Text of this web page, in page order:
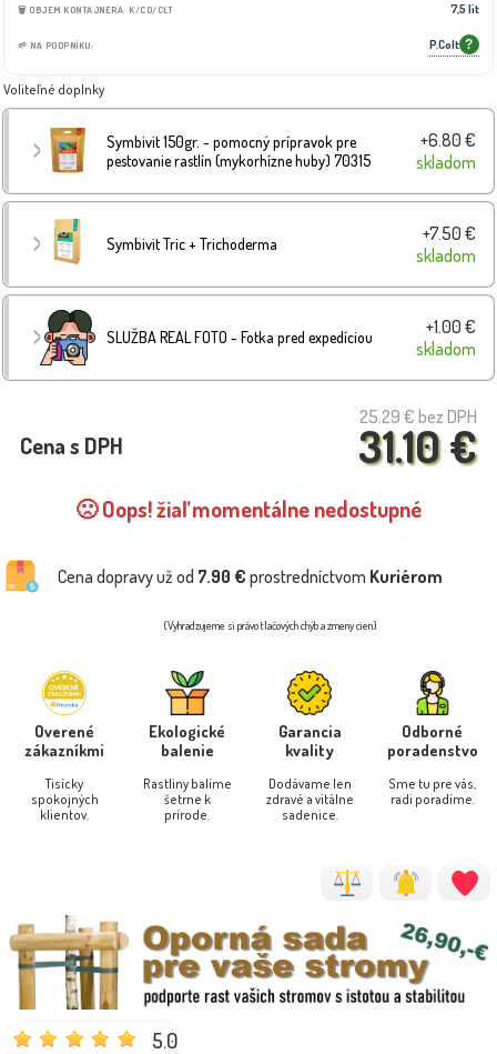
🗑️ OBJEM KONTAJNERA: K/CO/CLT 7,5 lit
🌱 NA PODPNÍKU: P.Colt ?
Voliteľné doplnky
Symbivit 150gr. - pomocný prípravok pre
pestovanie rastlín (mykorhízne huby) 70315
+6.80 €
skladom
Symbivit Tric + Trichoderma
+7.50 €
skladom
SLUŽBA REAL FOTO - Fotka pred expedíciou
+1.00 €
skladom
25.29 € bez DPH
31.10 €
Cena s DPH
🙁 Oops! žiaľ momentálne nedostupné
Cena dopravy už od 7.90 € prostredníctvom Kuriérom
(Vyhradzujeme si právo tlačových chýb a zmeny cien)
Overené
zákazníkmi
Tisícky
spokojných
klientov.
Ekologické
balenie
Rastliny balíme
šetrne k
prírode.
Garancia
kvality
Dodávame len
zdravé a vitálne
sadenice.
Odborné
poradenstvo
Sme tu pre vás,
radi poradíme.
5.0